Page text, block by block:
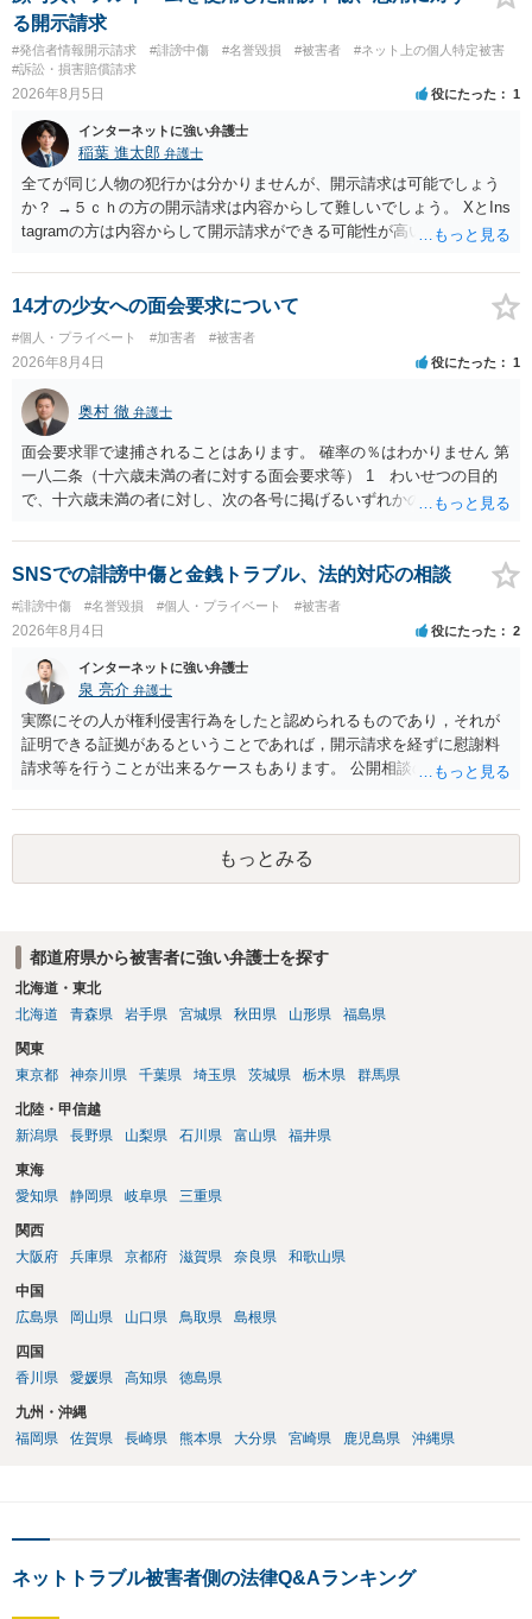
る開示請求
#発信者情報開示請求 #誹謗中傷 #名誉毀損 #被害者
#ネット上の個人特定被害
#訴訟・損害賠償請求
2026年8月5日 役にたった 1
インターネットに強い弁護士
稲葉 進太郎 弁護士
全てが同じ人物の犯行かは分かりませんが、開示請求は可能でしょう
か？ →５ｃｈの方の開示請求は内容からして難しいでしょう。 XとIns
tagramの方は内容からして開示請求ができる可能性が高いでしょう。
いでしょう。７月中にアカウントが削除されている場合、今から進め
ても失敗する可能性が高いように思われます。 相手を特定できた場
合、相手に全ての弁護士費用を負担させることは可能でしょうか？ →
訴訟外の交渉で相手方が認めれば負担させることができるでしょう。
訴訟で判決となった場合は、実際の弁護士費用が認められる場合と認
められない場合があり何ともいえないところでしょう。
14才の少女への面会要求について
#個人・プライベート #加害者 #被害者
2026年8月4日 役にたった 1
奥村 徹 弁護士
面会要求罪で逮捕されることはあります。 確率の％はわかりません 第
一八二条（十六歳未満の者に対する面会要求等） 1 わいせつの目的
で、十六歳未満の者に対し、次の各号に掲げるいずれかの行為をした
が生まれた日より五年以上前の日に生まれた者に限る。）は、一年以
下の拘禁刑又は五十万円以下の罰金に処する。 一 威迫し、偽計を用
い又は誘惑して面会を要求すること。 二 拒まれたにもかかわらず、
反復して面会を要求すること。 三 金銭その他の利益を供与し、又は
その申込み若しくは約束をして面会を要求すること。 2前項の罪を犯
し、よってわいせつの目的で当該十六歳未満の者と面会をした者は、
二年以下の拘禁刑又は百万円以下の罰金に処する。
SNSでの誹謗中傷と金銭トラブル、法的対応の相談
#誹謗中傷 #名誉毀損 #個人・プライベート #被害者
2026年8月4日 役にたった 2
インターネットに強い弁護士
泉 亮介 弁護士
実際にその人が権利侵害行為をしたと認められるものであり，それが
証明できる証拠があるということであれば，開示請求を経ずに慰謝料
請求等を行うことが出来るケースもあります。 公開相談の場では回答
に個別に相談されると良いでしょう。
もっとみる
都道府県から被害者に強い弁護士を探す
北海道・東北
北海道
青森県 岩手県 宮城県 秋田県 山形県 福島県
関東
東京都
神奈川県 千葉県 埼玉県 茨城県 栃木県 群馬県
北陸・甲信越
新潟県
長野県 山梨県 石川県 富山県 福井県
東海
愛知県
静岡県 岐阜県 三重県
関西
大阪府
兵庫県 京都府 滋賀県 奈良県 和歌山県
中国
広島県
岡山県 山口県 鳥取県 島根県
四国
香川県
愛媛県 高知県 徳島県
九州・沖縄
福岡県
佐賀県 長崎県 熊本県 大分県 宮崎県 鹿児島県 沖縄県
ネットトラブル被害者側の法律Q&Aランキング